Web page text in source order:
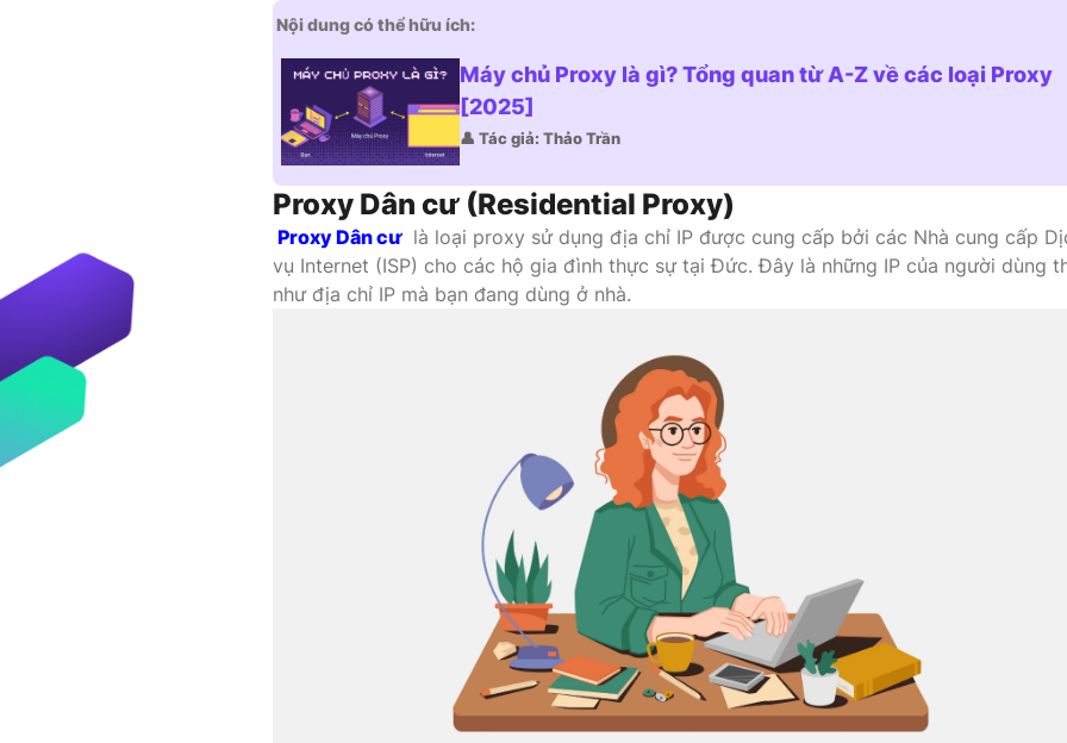
Nội dung có thể hữu ích:
Máy chủ Proxy là gì? Tổng quan từ A-Z về các loại Proxy
[2025]
👤 Tác giả: Thảo Trần
Proxy Dân cư (Residential Proxy)
Proxy Dân cư là loại proxy sử dụng địa chỉ IP được cung cấp bởi các Nhà cung cấp
vụ Internet (ISP) cho các hộ gia đình thực sự tại Đức. Đây là những IP của người dùng
như địa chỉ IP mà bạn đang dùng ở nhà.